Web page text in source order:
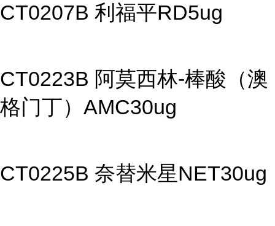
CT0207B 利福平RD5ug
CT0223B 阿莫西林-棒酸（澳
格门丁）AMC30ug
CT0225B 奈替米星NET30ug